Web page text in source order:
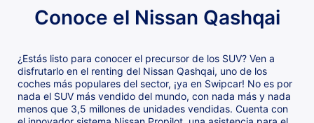
Conoce el Nissan Qashqai
¿Estás listo para conocer el precursor de los SUV? Ven a
disfrutarlo en el renting del Nissan Qashqai, uno de los
coches más populares del sector, ¡ya en Swipcar! No es por
nada el SUV más vendido del mundo, con nada más y nada
menos que 3,5 millones de unidades vendidas. Cuenta con